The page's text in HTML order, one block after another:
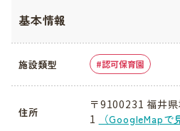
基本情報
施設類型 認可保育園
住所
〒9100231 福井
1
（GoogleMapで